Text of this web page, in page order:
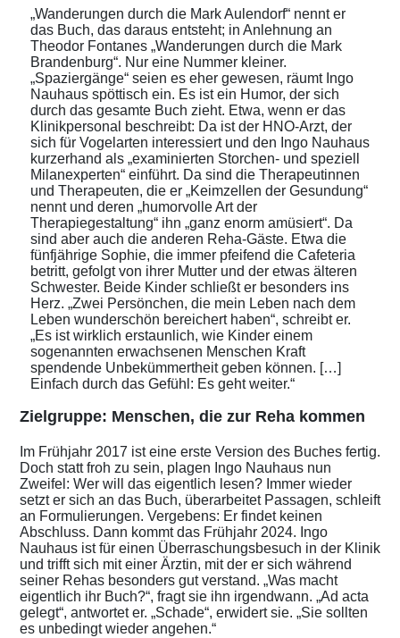
„Wanderungen durch die Mark Aulendorf“ nennt er
das Buch, das daraus entsteht; in Anlehnung an
Theodor Fontanes „Wanderungen durch die Mark
Brandenburg“. Nur eine Nummer kleiner.
„Spaziergänge“ seien es eher gewesen, räumt Ingo
Nauhaus spöttisch ein. Es ist ein Humor, der sich
durch das gesamte Buch zieht. Etwa, wenn er das
Klinikpersonal beschreibt: Da ist der HNO-Arzt, der
sich für Vogelarten interessiert und den Ingo Nauhaus
kurzerhand als „examinierten Storchen- und speziell
Milanexperten“ einführt. Da sind die Therapeutinnen
und Therapeuten, die er „Keimzellen der Gesundung“
nennt und deren „humorvolle Art der
Therapiegestaltung“ ihn „ganz enorm amüsiert“. Da
sind aber auch die anderen Reha-Gäste. Etwa die
fünfjährige Sophie, die immer pfeifend die Cafeteria
betritt, gefolgt von ihrer Mutter und der etwas älteren
Schwester. Beide Kinder schließt er besonders ins
Herz. „Zwei Persönchen, die mein Leben nach dem
Leben wunderschön bereichert haben“, schreibt er.
„Es ist wirklich erstaunlich, wie Kinder einem
sogenannten erwachsenen Menschen Kraft
spendende Unbekümmertheit geben können. […]
Einfach durch das Gefühl: Es geht weiter.“
Zielgruppe: Menschen, die zur Reha kommen
Im Frühjahr 2017 ist eine erste Version des Buches fertig.
Doch statt froh zu sein, plagen Ingo Nauhaus nun
Zweifel: Wer will das eigentlich lesen? Immer wieder
setzt er sich an das Buch, überarbeitet Passagen, schleift
an Formulierungen. Vergebens: Er findet keinen
Abschluss. Dann kommt das Frühjahr 2024. Ingo
Nauhaus ist für einen Überraschungsbesuch in der Klinik
und trifft sich mit einer Ärztin, mit der er sich während
seiner Rehas besonders gut verstand. „Was macht
eigentlich ihr Buch?“, fragt sie ihn irgendwann. „Ad acta
gelegt“, antwortet er. „Schade“, erwidert sie. „Sie sollten
es unbedingt wieder angehen.“